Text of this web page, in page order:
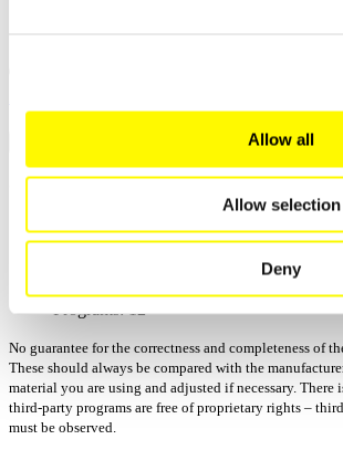
Allow all
Allow selection
Deny
Szukaj
Gingiva Keramik
Manufactor: Amann Girrbach
Process: Wypalić
No guarantee for the correctness and completeness of
These should always be compared with the
material you are using and adjusted if necessary. There
third-party programs are free of proprietary rights –
must be observed.